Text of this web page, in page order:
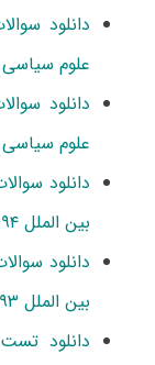
علوم سیاسی
علوم سیاسی
دانلود
بین الملل ۹۴- ۹۵
دانلود
بین الملل ۹۳-۹۴
دانلود